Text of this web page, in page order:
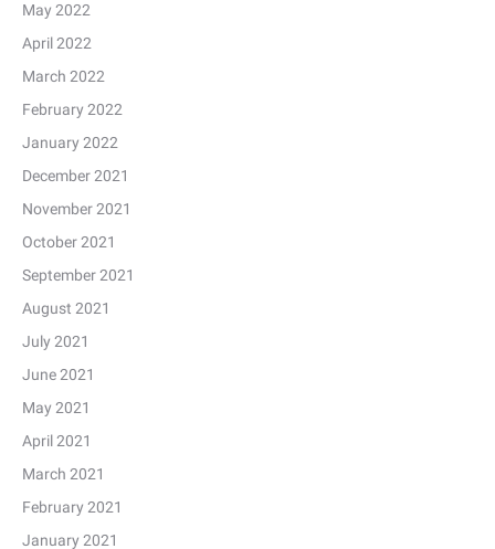
May 2022
April 2022
March 2022
February 2022
January 2022
December 2021
November 2021
October 2021
September 2021
August 2021
July 2021
June 2021
May 2021
April 2021
March 2021
February 2021
January 2021